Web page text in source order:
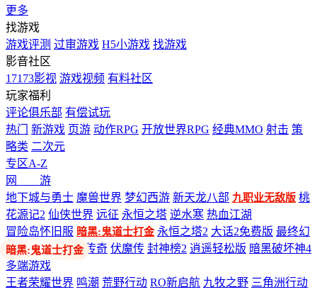
更多
找游戏
游戏评测 过审游戏 H5小游戏 找游戏
影音社区
17173影视 游戏视频 有料社区
玩家福利
评论俱乐部 有偿试玩
热门
新游戏 页游 动作RPG 开放世界RPG 经典MMO 射击 策
略类 二次元
专区A-Z
网 游
地下城与勇士 魔兽世界 梦幻西游 新天龙八部 九职业无敌版 桃
花源记2 仙侠世界 远征 永恒之塔 逆水寒 热血江湖
冒险岛怀旧服 暗黑:鬼道士打金 永恒之塔2 大话2免费版 最终幻
想14 剑网3 热血传奇 伏魔传 封神榜2 逍遥轻松版 暗黑破坏神4
多端游戏
王者荣耀世界 鸣潮 荒野行动 RO新启航 九牧之野 三角洲行动